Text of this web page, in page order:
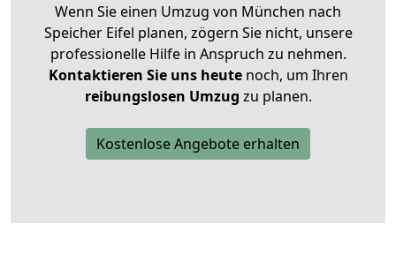
Wenn Sie einen Umzug von München nach
Speicher Eifel planen, zögern Sie nicht, unsere
professionelle Hilfe in Anspruch zu nehmen.
Kontaktieren Sie uns heutenoch, um Ihren
reibungslosen Umzug zu planen.
Kostenlose Angebote erhalten